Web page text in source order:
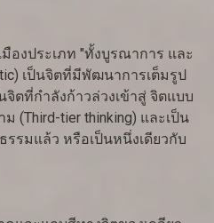
องประเภท "ทั้งบูรณาการ และ
เป็นจิตที่มีพัฒนาการเต็มรูป
จิตที่กำลังก้าวล่วงเข้าสู่ จิตแบบ
(Third-tier thinking) และเป็น
รมแล้ว หรือเป็นหนึ่งเดียวกับ